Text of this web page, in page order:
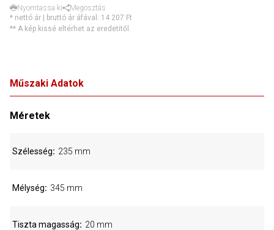
Nyomtassa ki
Megosztás
* nettó ár | bruttó ár áfával: 14 207 Ft
** A kép kissé eltérhet az eredetitől.
Műszaki Adatok
Méretek
Szélesség 235 mm
Mélység 345 mm
Tiszta magasság 20 mm